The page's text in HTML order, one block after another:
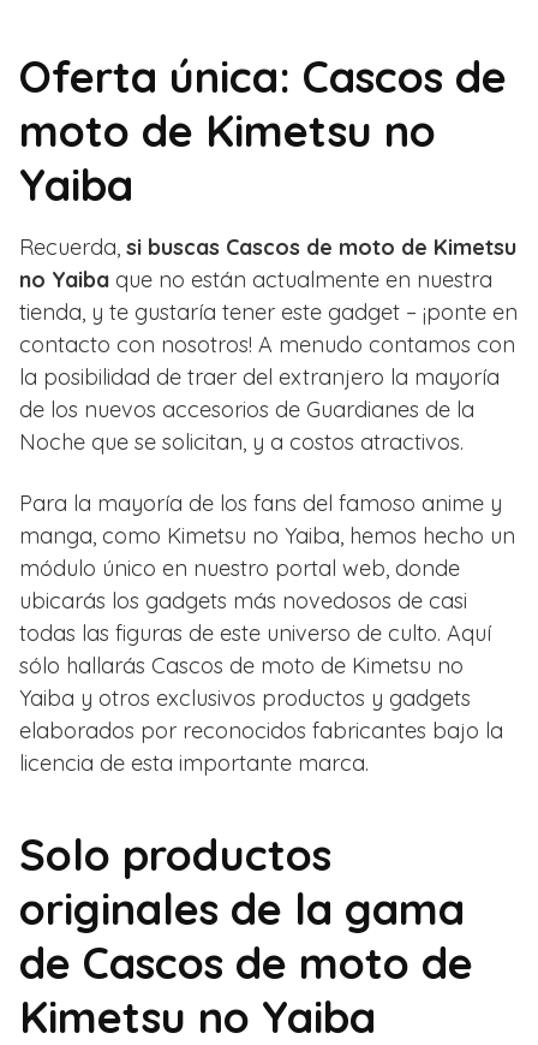
Oferta única: Cascos de
moto de Kimetsu no
Yaiba
Recuerda, si buscas Cascos de moto de Kimetsu
no Yaiba que no están actualmente en nuestra
tienda, y te gustaría tener este gadget – ¡ponte en
contacto con nosotros! A menudo contamos con
la posibilidad de traer del extranjero la mayoría
de los nuevos accesorios de Guardianes de la
Noche que se solicitan, y a costos atractivos.
Para la mayoría de los fans del famoso anime y
manga, como Kimetsu no Yaiba, hemos hecho un
módulo único en nuestro portal web, donde
ubicarás los gadgets más novedosos de casi
todas las figuras de este universo de culto. Aquí
sólo hallarás Cascos de moto de Kimetsu no
Yaiba y otros exclusivos productos y gadgets
elaborados por reconocidos fabricantes bajo la
licencia de esta importante marca.
Solo productos
originales de la gama
de Cascos de moto de
Kimetsu no Yaiba